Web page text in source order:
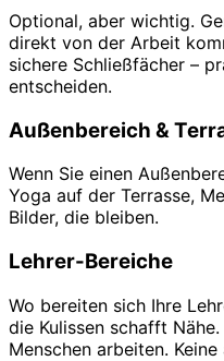
Optional, aber wichtig.
direkt von der Arbeit
sichere Schließfächer –
entscheiden.
Außenbereich &
Wenn Sie einen
Yoga auf der Terrasse,
Bilder, die bleiben.
Lehrer-Bereiche
Wo bereiten sich Ihre
die Kulissen schafft
Menschen arbeiten.